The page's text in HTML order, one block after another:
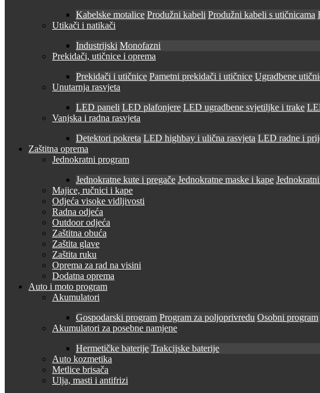
Kabelske motalice Produžni kabeli Produžni kabeli s utičnicama
Utikači i natikači
Industrijski Monofazni
Prekidači, utičnice i oprema
Prekidači i utičnice Pametni prekidači i utičnice Ugradbene
Unutarnja rasvjeta
LED paneli LED plafonjere LED ugradbene svjetiljke i trake
Vanjska i radna rasvjeta
Detektori pokreta LED highbay i ulična rasvjeta LED radne i
Zaštitna oprema
Jednokratni program
Jednokratne kute i pregače Jednokratne maske i kape
Majice, ručnici i kape
Odjeća visoke vidljivosti
Radna odjeća
Outdoor odjeća
Zaštitna obuća
Zaštita glave
Zaštita ruku
Oprema za rad na visini
Dodatna oprema
Auto i moto program
Akumulatori
Gospodarski program Program za poljoprivredu Osobni program
Akumulatori za posebne namjene
Hermetičke baterije Trakcijske baterije
Auto kozmetika
Metlice brisača
Ulja, masti i antifrizi